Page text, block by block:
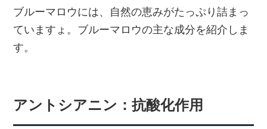
ブルーマロウには、自然の恵みがたっぷり詰まっ
ていますょ。ブルーマロウの主な成分を紹介しま
す。
アントシアニン：抗酸化作用